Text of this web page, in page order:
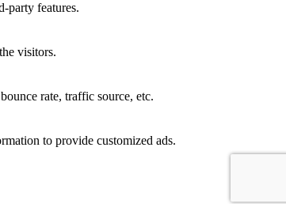
party features.
visitors.
rate, traffic source, etc.
to provide customized ads.